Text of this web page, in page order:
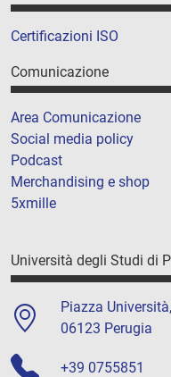
Certificazioni ISO
Comunicazione
Area Comunicazione
Social media policy
Podcast
Merchandising e shop
5xmille
Università degli Studi di
Piazza
06123 Perugia
+39 0755851